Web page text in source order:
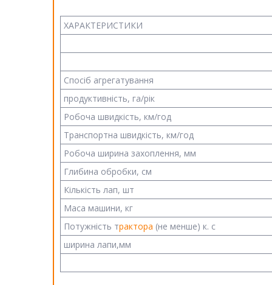
ХАРАКТЕРИСТИКИ
Спосіб агрегатування
продуктивність, га/рік
Робоча швидкість, км/год
Транспортна швидкість, км/год
Робоча ширина захоплення, мм
Глибина обробки, см
Кількість лап, шт
Маса машини, кг
Потужність трактора (не менше) к. с
ширина лапи,мм